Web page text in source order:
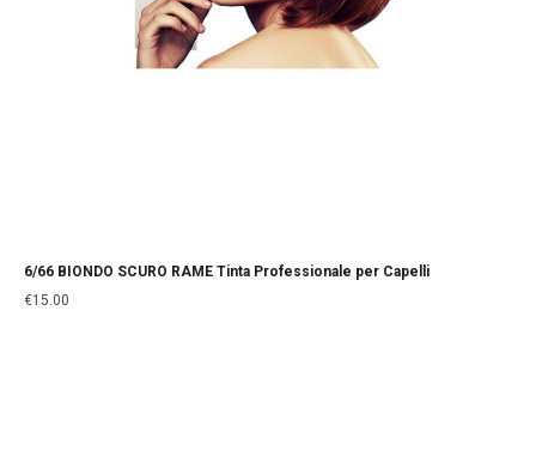
6/66 BIONDO SCURO RAME Tinta Professionale per Capelli
€15.00